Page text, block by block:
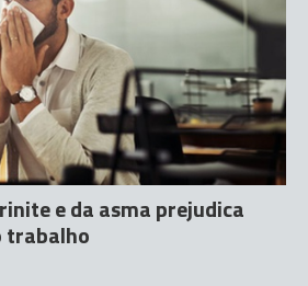
e da asma prejudica
trabalho